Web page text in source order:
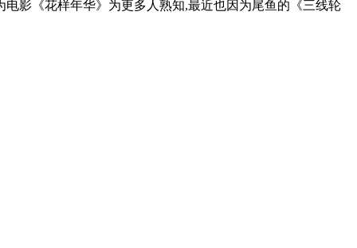
影《花样年华》为更多人熟知,最近也因为尾鱼的《三线轮